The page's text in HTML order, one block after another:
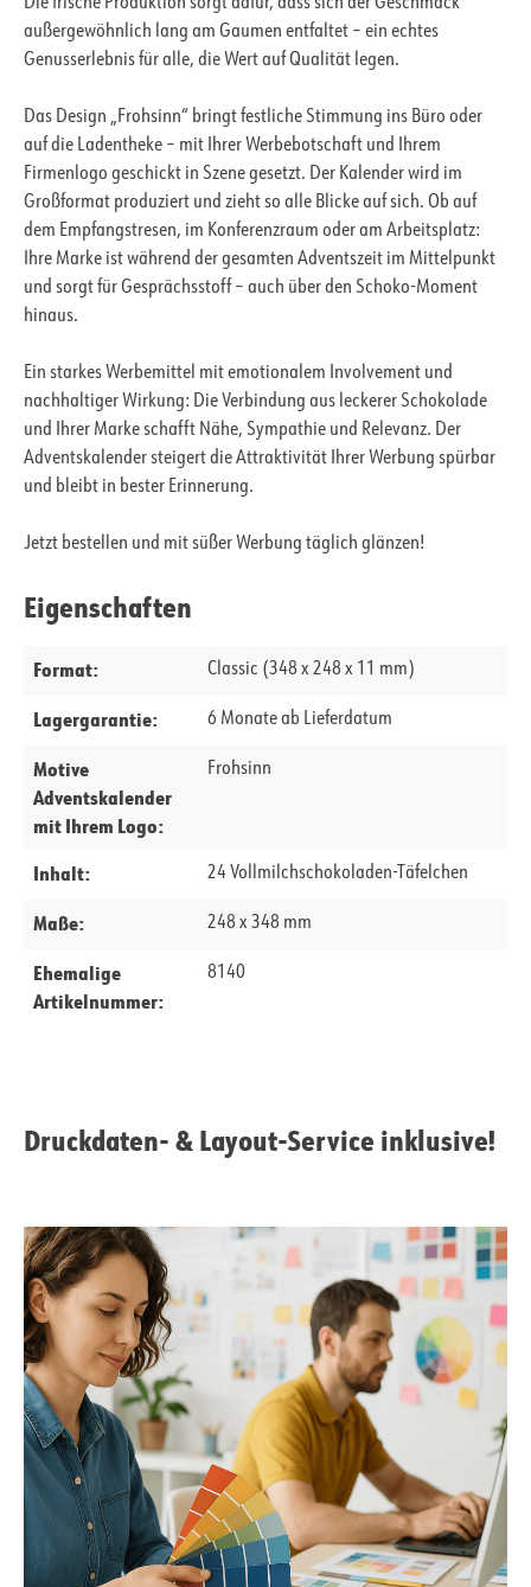
Die frische Produktion sorgt dafür, dass sich der Geschmack
außergewöhnlich lang am Gaumen entfaltet – ein echtes
Genusserlebnis für alle, die Wert auf Qualität legen.
Das Design „Frohsinn“ bringt festliche Stimmung ins Büro oder
auf die Ladentheke – mit Ihrer Werbebotschaft und Ihrem
Firmenlogo geschickt in Szene gesetzt. Der Kalender wird im
Großformat produziert und zieht so alle Blicke auf sich. Ob auf
dem Empfangstresen, im Konferenzraum oder am Arbeitsplatz:
Ihre Marke ist während der gesamten Adventszeit im Mittelpunkt
und sorgt für Gesprächsstoff – auch über den Schoko-Moment
hinaus.
Ein starkes Werbemittel mit emotionalem Involvement und
nachhaltiger Wirkung: Die Verbindung aus leckerer Schokolade
und Ihrer Marke schafft Nähe, Sympathie und Relevanz. Der
Adventskalender steigert die Attraktivität Ihrer Werbung spürbar
und bleibt in bester Erinnerung.
Jetzt bestellen und mit süßer Werbung täglich glänzen!
Eigenschaften
Format: Classic (348 x 248 x 11 mm)
Lagergarantie: 6 Monate ab Lieferdatum
Motive
Adventskalender
mit Ihrem Logo:
Frohsinn
Inhalt: 24 Vollmilchschokoladen-Täfelchen
Maße: 248 x 348 mm
Ehemalige
Artikelnummer:
8140
Druckdaten- & Layout-Service inklusive!